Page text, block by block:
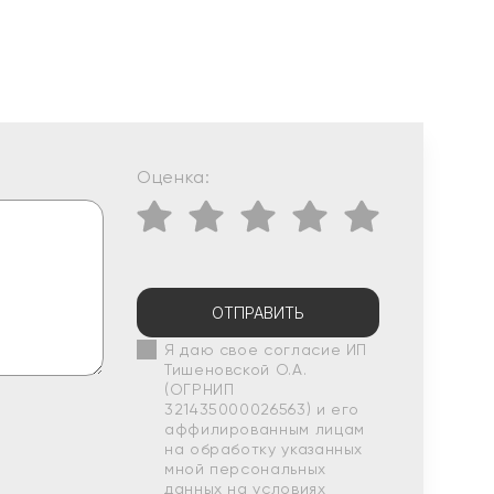
Оценка:
ОТПРАВИТЬ
Я даю свое согласие ИП
Тишеновской О.А.
(ОГРНИП
321435000026563) и его
аффилированным лицам
на обработку указанных
мной персональных
данных на условиях